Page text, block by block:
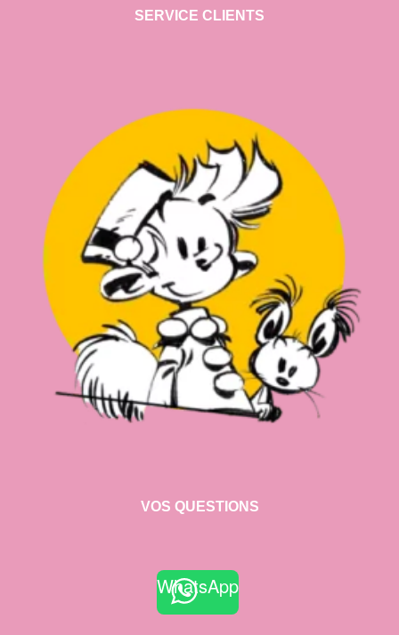
SERVICE CLIENTS
VOS QUESTIONS
WhatsApp